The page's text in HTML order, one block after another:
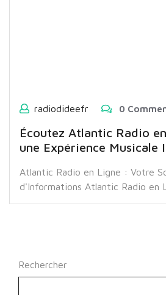
radiodideefr 0
Écoutez Atlantic Radio
une Expérience Musicale
Atlantic Radio en Ligne : Votre
d'Informations Atlantic Radio en
Rechercher